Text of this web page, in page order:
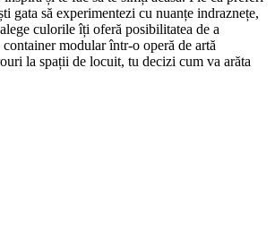
gata să experimentezi cu nuanțe indraznețe,
culorile îți oferă posibilitatea de a
modular într-o operă de artă
la spații de locuit, tu decizi cum va arăta